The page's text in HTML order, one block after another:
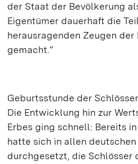
der Staat der Bevölkerung
Eigentümer dauerhaft die
herausragenden Zeugen
gemacht.“
Geburtsstunde der
Die Entwicklung hin zur
Erbes ging schnell: Bereits
hatte sich in allen
durchgesetzt, die Schlösser